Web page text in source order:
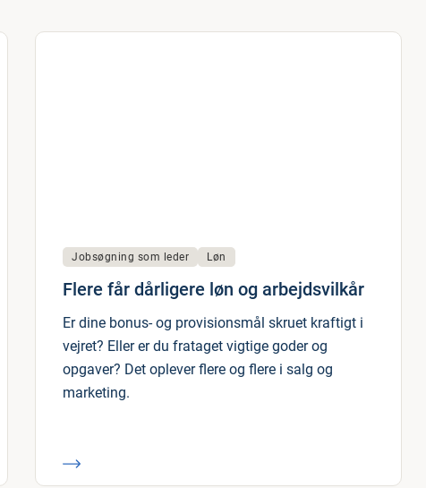
Jobsøgning som leder Løn
Flere får dårligere løn og arbejdsvilkår
Er dine bonus- og provisionsmål skruet kraftigt i
vejret? Eller er du frataget vigtige goder og
opgaver? Det oplever flere og flere i salg og
marketing.